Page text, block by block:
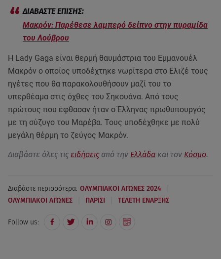
Μακρόν: Παρέθεσε λαμπερό δείπνο στην πυραμίδα
του Λούβρου
Η Lady Gaga είναι θερμή θαυμάστρια του Εμμανουέλ
Μακρόν ο οποίος υποδέχτηκε νωρίτερα στο Ελιζέ τους
ηγέτες που θα παρακολουθήσουν μαζί του το
υπερθέαμα στις όχθες του Σηκουάνα. Από τους
πρώτους που έφθασαν ήταν ο Έλληνας πρωθυπουργός
με τη σύζυγο του Μαρέβα. Τους υποδέχθηκε με πολύ
μεγάλη θέρμη το ζεύγος Μακρόν.
Διαβάστε όλες τις ειδήσεις από την Ελλάδα και τον Κόσμο.
Διαβάστε περισσότερα: ΟΛΥΜΠΙΑΚΟΙ ΑΓΩΝΕΣ 2024
ΟΛΥΜΠΙΑΚΟΙ ΑΓΩΝΕΣ ΠΑΡΙΣΙ ΤΕΛΕΤΗ ΕΝΑΡΞΗΣ
Follow us: